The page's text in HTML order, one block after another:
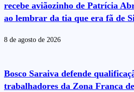
recebe aviãozinho de Patrícia
ao lembrar da tia que era fã de
8 de agosto de 2026
Bosco Saraiva defende
trabalhadores da Zona Franca